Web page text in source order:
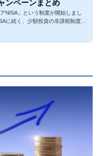
ンペーンまとめ
NISA」という制度が開始しまし
に続く、少額投資の非課税制度で